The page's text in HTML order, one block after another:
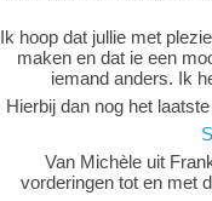
Ik hoop dat jullie met
maken en dat ie een
iemand anders. Ik
Hierbij dan nog het
Van Michèle uit
vorderingen tot en met